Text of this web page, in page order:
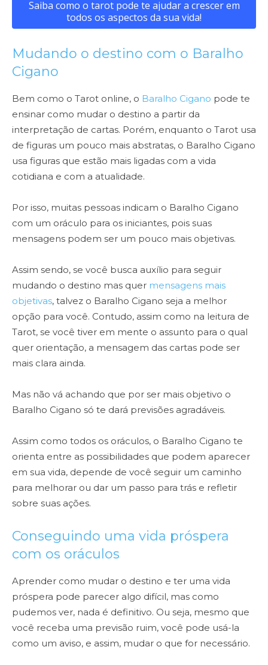
Saiba como o tarot pode te ajudar a crescer em
todos os aspectos da sua vida!
Mudando o destino com o Baralho
Cigano
Bem como o Tarot online, o Baralho Cigano pode te
ensinar como mudar o destino a partir da
interpretação de cartas. Porém, enquanto o Tarot usa
de figuras um pouco mais abstratas, o Baralho Cigano
usa figuras que estão mais ligadas com a vida
cotidiana e com a atualidade.
Por isso, muitas pessoas indicam o Baralho Cigano
com um oráculo para os iniciantes, pois suas
mensagens podem ser um pouco mais objetivas.
Assim sendo, se você busca auxílio para seguir
mudando o destino mas quer mensagens mais
objetivas, talvez o Baralho Cigano seja a melhor
opção para você. Contudo, assim como na leitura de
Tarot, se você tiver em mente o assunto para o qual
quer orientação, a mensagem das cartas pode ser
mais clara ainda.
Mas não vá achando que por ser mais objetivo o
Baralho Cigano só te dará previsões agradáveis.
Assim como todos os oráculos, o Baralho Cigano te
orienta entre as possibilidades que podem aparecer
em sua vida, depende de você seguir um caminho
para melhorar ou dar um passo para trás e refletir
sobre suas ações.
Conseguindo uma vida próspera
com os oráculos
Aprender como mudar o destino e ter uma vida
próspera pode parecer algo difícil, mas como
pudemos ver, nada é definitivo. Ou seja, mesmo que
você receba uma previsão ruim, você pode usá-la
como um aviso, e assim, mudar o que for necessário.